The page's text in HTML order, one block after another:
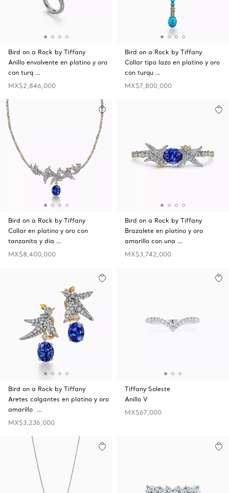
Bird on a Rock by Tiffany
Anillo envolvente en platino y oro
con turq …
MX$2,846,000
Bird on a Rock by Tiffany
Collar tipo lazo en platino y oro
con turqu …
MX$7,800,000
Bird on a Rock by Tiffany
Collar en platino y oro con
tanzanita y dia …
MX$8,400,000
Bird on a Rock by Tiffany
Brazalete en platino y oro
amarillo con una …
MX$3,742,000
Bird on a Rock by Tiffany
Aretes colgantes en platino y oro
amarillo …
MX$3,236,000
Tiffany Soleste
Anillo V
MX$67,000